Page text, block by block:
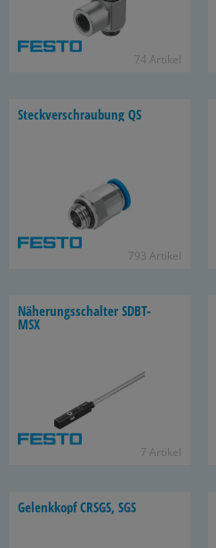
74 Ar­ti­kel
Steck­ver­schrau­bung QS
793 Ar­ti­kel
Nä­he­rungs­schal­ter SDBT-​
MSX
7 Ar­ti­kel
Ge­lenk­kopf CRSGS, SGS